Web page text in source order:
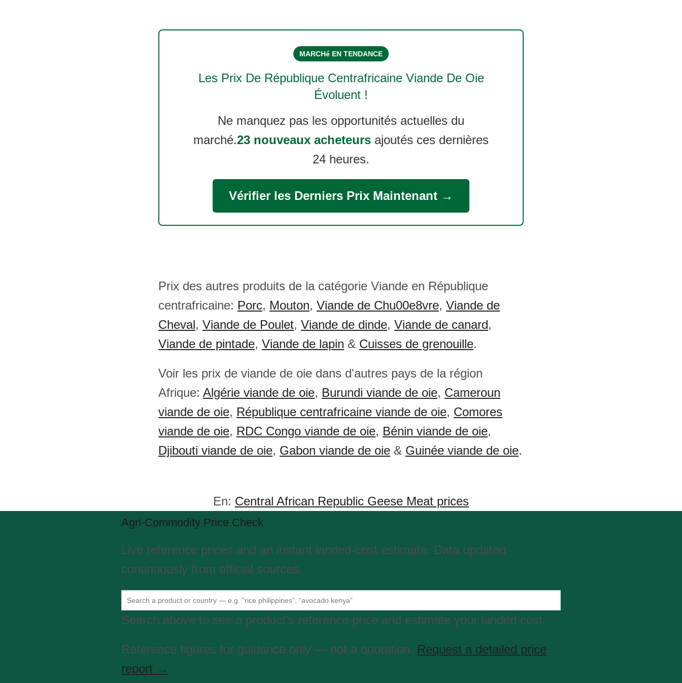
MARCHé EN TENDANCE
Les Prix De République Centrafricaine Viande De Oie
Évoluent !
Ne manquez pas les opportunités actuelles du
marché.23 nouveaux acheteurs ajoutés ces dernières
24 heures.
Vérifier les Derniers Prix Maintenant →
Prix des autres produits de la catégorie Viande en République
centrafricaine: Porc, Mouton, Viande de Chu00e8vre, Viande de
Cheval, Viande de Poulet, Viande de dinde, Viande de canard,
Viande de pintade, Viande de lapin & Cuisses de grenouille.
Voir les prix de viande de oie dans d'autres pays de la région
Afrique: Algérie viande de oie, Burundi viande de oie, Cameroun
viande de oie, République centrafricaine viande de oie, Comores
viande de oie, RDC Congo viande de oie, Bénin viande de oie,
Djibouti viande de oie, Gabon viande de oie & Guinée viande de oie.
En: Central African Republic Geese Meat prices
Agri-Commodity Price Check
Live reference prices and an instant landed-cost estimate. Data updated
continuously from official sources.
Search above to see a product’s reference price and estimate your landed cost.
Reference figures for guidance only — not a quotation. Request a detailed price
report →